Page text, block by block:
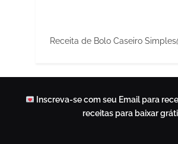
Receita de Bolo Caseiro Simples
Inscreva-se com seu Email para
receitas para baixar